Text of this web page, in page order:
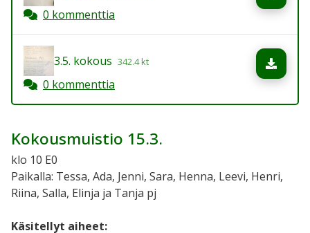
0 kommenttia
3.5. kokous 342.4 kt
0 kommenttia
Kokousmuistio 15.3.
klo 10 E0
Paikalla: Tessa, Ada, Jenni, Sara, Henna, Leevi, Henri,
Riina, Salla, Elinja ja Tanja pj
Käsitellyt aiheet: